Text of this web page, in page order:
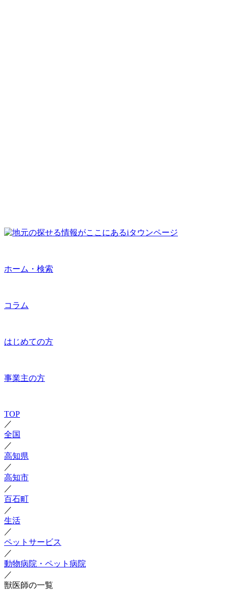
ホーム・検索
コラム
はじめての方
事業主の方
TOP
／
全国
／
高知県
／
高知市
／
百石町
／
生活
／
ペットサービス
／
動物病院・ペット病院
／
獣医師の一覧